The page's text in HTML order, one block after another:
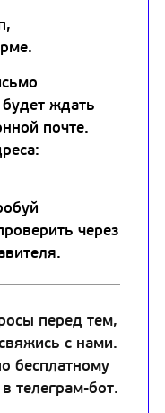
ждать
почте.
через
перед тем,
с нами.
бесплатному
телеграм-бот.